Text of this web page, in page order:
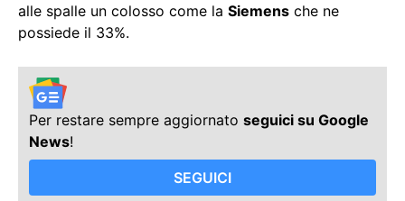
alle spalle un colosso come la Siemens che ne
possiede il 33%.
Per restare sempre aggiornato seguici su Google
News!
SEGUICI